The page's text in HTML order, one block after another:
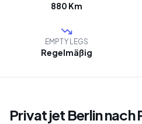
880 Km
EMPTY LEGS
Regelmäßig
Privatjet Berlin nach